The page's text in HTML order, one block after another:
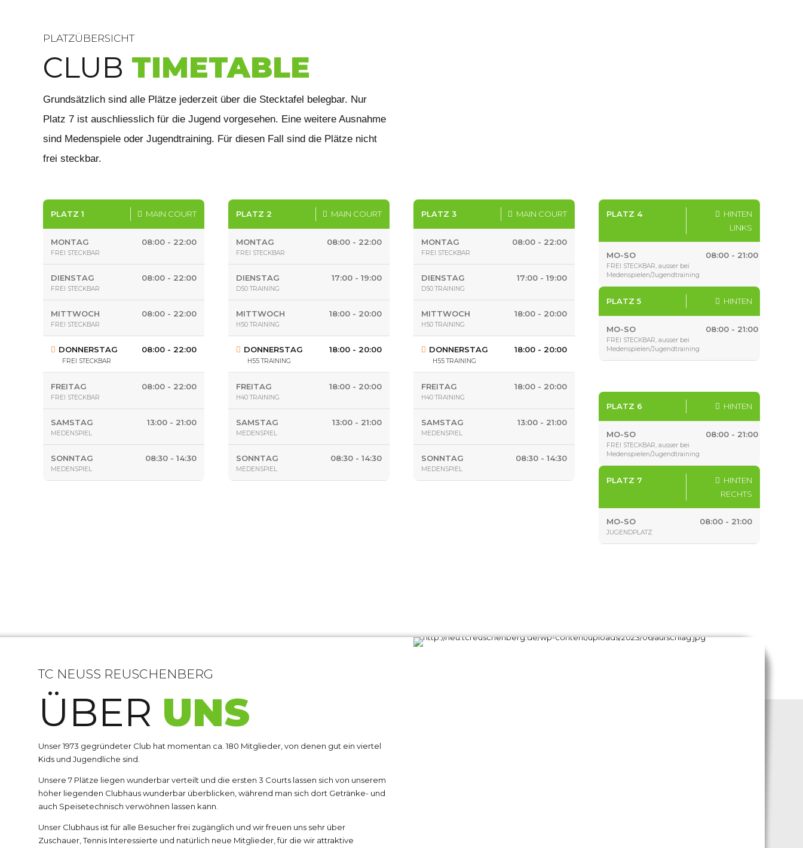
7
8
9
0
PLATZÜBERSICHT
CLUB TIMETABLE
Grundsätzlich sind alle Plätze jederzeit über die Stecktafel belegbar. Nur
Platz 7 ist auschliesslich für die Jugend vorgesehen. Eine weitere Ausnahme
sind Medenspiele oder Jugendtraining. Für diesen Fall sind die Plätze nicht
frei steckbar.
PLATZ 1 MAIN COURT
MONTAG
FREI STECKBAR
08:00 - 22:00
DIENSTAG
FREI STECKBAR
08:00 - 22:00
MITTWOCH
FREI STECKBAR
08:00 - 22:00
DONNERSTAG
FREI STECKBAR
08:00 - 22:00
FREITAG
FREI STECKBAR
08:00 - 22:00
SAMSTAG
MEDENSPIEL
13:00 - 21:00
SONNTAG
MEDENSPIEL
08:30 - 14:30
PLATZ 2 MAIN COURT
MONTAG
FREI STECKBAR
08:00 - 22:00
DIENSTAG
D50 TRAINING
17:00 - 19:00
MITTWOCH
H50 TRAINING
18:00 - 20:00
DONNERSTAG
H55 TRAINING
18:00 - 20:00
FREITAG
H40 TRAINING
18:00 - 20:00
SAMSTAG
MEDENSPIEL
13:00 - 21:00
SONNTAG
MEDENSPIEL
08:30 - 14:30
PLATZ 3 MAIN COURT
MONTAG
FREI STECKBAR
08:00 - 22:00
DIENSTAG
D50 TRAINING
17:00 - 19:00
MITTWOCH
H50 TRAINING
18:00 - 20:00
DONNERSTAG
H55 TRAINING
18:00 - 20:00
FREITAG
H40 TRAINING
18:00 - 20:00
SAMSTAG
MEDENSPIEL
13:00 - 21:00
SONNTAG
MEDENSPIEL
08:30 - 14:30
PLATZ 4
HINTEN
LINKS
MO-SO
FREI STECKBAR, ausser bei
Medenspielen/Jugendtraining
08:00 - 21:00
PLATZ 5 HINTEN
MO-SO
FREI STECKBAR, ausser bei
Medenspielen/Jugendtraining
08:00 - 21:00
PLATZ 6 HINTEN
MO-SO
FREI STECKBAR, ausser bei
Medenspielen/Jugendtraining
08:00 - 21:00
PLATZ 7
HINTEN
RECHTS
MO-SO
JUGENDPLATZ
08:00 - 21:00
TC NEUSS REUSCHENBERG
ÜBER UNS
Unser 1973 gegründeter Club hat momentan ca. 180 Mitglieder, von denen gut ein viertel
Kids und Jugendliche sind.
Unsere 7 Plätze liegen wunderbar verteilt und die ersten 3 Courts lassen sich von unserem
höher liegenden Clubhaus wunderbar überblicken, während man sich dort Getränke- und
auch Speisetechnisch verwöhnen lassen kann.
Unser Clubhaus ist für alle Besucher frei zugänglich und wir freuen uns sehr über
Zuschauer, Tennis Interessierte und natürlich neue Mitglieder, für die wir attraktive